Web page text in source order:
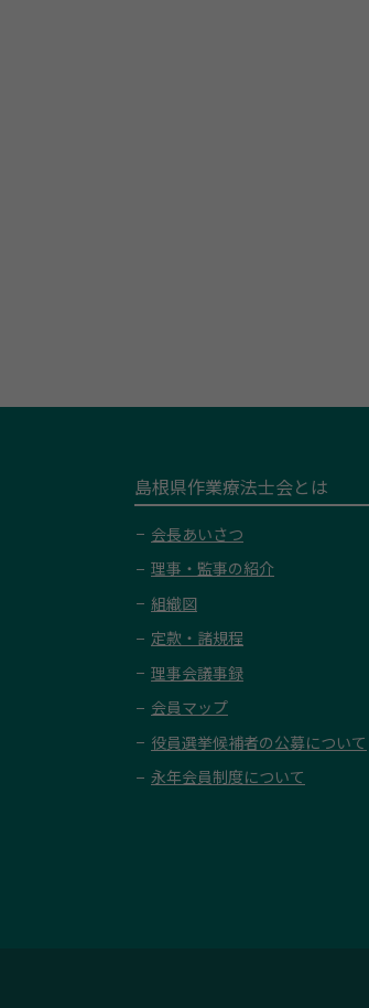
島根県作業療法士会とは
会長あいさつ
理事・監事の紹介
組織図
定款・諸規程
理事会議事録
会員マップ
役員選挙候補者の公募について
永年会員制度について